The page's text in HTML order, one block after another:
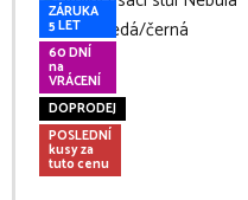
ZÁRUKA
5 LET
60 DNÍ
na
VRÁCENÍ
DOPRODEJ
POSLEDNÍ
kusy za
tuto cenu